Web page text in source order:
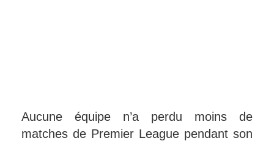
Aucune équipe n’a perdu moins de
matches de Premier League pendant son